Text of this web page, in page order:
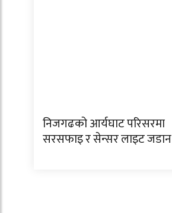
निजगढको आर्यघाट परिसरमा
सरसफाइ र सेन्सर लाइट जडान